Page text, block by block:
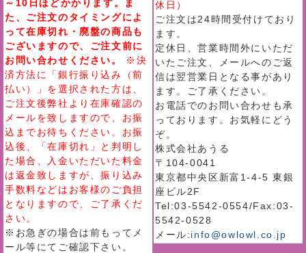
～10日ほどかかります。ま
た、ご注文のタイミングによ
って在庫切れ・廃盤の商品も
ございますので、ご注文前に
お問い合わせください。
※決
済方法に「銀行振り込み（前
払い）」を選択された方は、
ご注文後弊社より在庫確認の
メールを致しますので、お振
込までお待ちください。お振
込後、「在庫切れ」と判明し
た場合、入金いただいた料金
は返金致しますが、振り込み
手数料などはお客様のご負担
となりますので、ご了承くだ
さい。
※お急ぎの場合は前もってメ
ール等にてご確認下さい。
休日）
ご注文は24時間受付けており
ます。
定休日、営業時間外にいただ
いたご注文、メールへのご返
信は翌営業日となる事があり
ます。ご了承ください。
お電話でのお問い合わせも承
っております。お気軽にどう
ぞ。
株式会社あうる
〒104-0041
東京都中央区新富1-4-5 東銀
座ビル2F
Tel:03-5542-0554/Fax:03-
5542-0528
メール:info@owlowl.co.jp